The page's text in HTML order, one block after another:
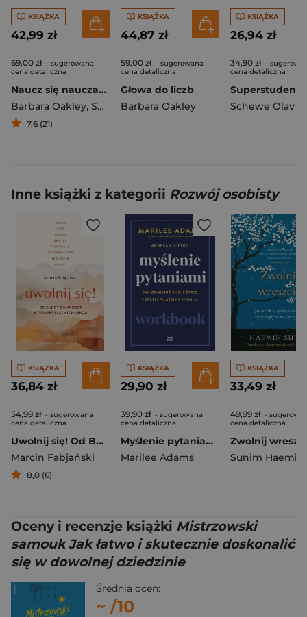
KSIĄŻKA
42,99 zł
69,00 zł - sugerowana
cena detaliczna
Naucz się nauczania Praktyczne wykorzystanie osiągnięć neurobiologii
Barbara Oakley, Sejnowski Terrence
7,6 (21)
KSIĄŻKA
44,87 zł
59,00 zł - sugerowana
cena detaliczna
Głowa do liczb
Barbara Oakley
KSIĄŻKA
26,94 zł
34,90 zł -
cena detaliczna
Schewe Olav
Inne książki z kategorii Rozwój osobisty
KSIĄŻKA
36,84 zł
54,99 zł - sugerowana
cena detaliczna
Uwolnij się! Od Buddy do Arendt – 8 terapeutycznych lekcji
Marcin Fabjański
8,0 (6)
KSIĄŻKA
29,90 zł
39,90 zł - sugerowana
cena detaliczna
Myślenie pytaniami. Workbook
Marilee Adams
KSIĄŻKA
33,49 zł
49,99 zł -
cena detaliczna
Sunim Haemin
Oceny i recenzje książki Mistrzowski
samouk Jak łatwo i skutecznie doskonalić
się w dowolnej dziedzinie
Średnia ocen:
~ /10